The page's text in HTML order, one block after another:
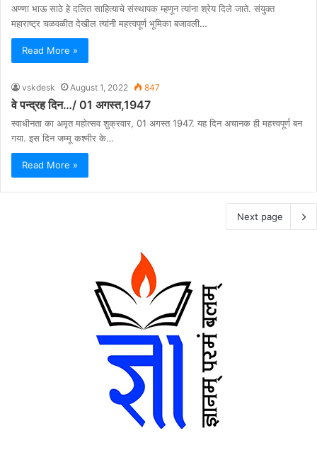
अण्णा भाऊ साठे हे दलित साहित्याचे संस्थापक म्हणून त्यांना श्रेय दिले जाते. संयुक्त
महाराष्ट्र चळवळीत देखील त्यांनी महत्त्वपूर्ण भूमिका बजावली…
Read More »
vskdesk August 1, 2022 847
वे पन्द्रह दिन…/ 01 अगस्त,1947
स्वाधीनता का अमृत महोत्सव शुक्रवार, 01 अगस्त 1947. यह दिन अचानक ही महत्त्वपूर्ण बन
गया. इस दिन जम्मू कश्मीर के…
Read More »
Next page